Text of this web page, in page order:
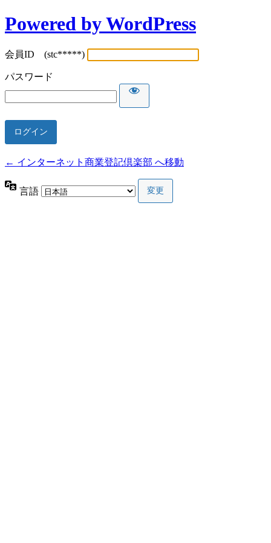
Powered by WordPress
会員ID (stc*****)
パスワード
← インターネット商業登記倶楽部 へ移動
言語